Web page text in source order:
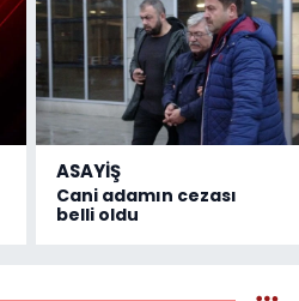
ASAYİŞ
Cani adamın cezası
belli oldu